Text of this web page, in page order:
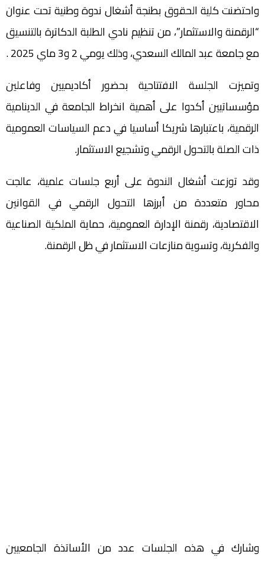
واحتضنت كلية الحقوق بطنجة أشغال ندوة وطنية تحت عنوان
“الرقمنة والاستثمار”، من تنظيم نادي الطلبة الدكاترة بالتنسيق
مع جامعة عبد المالك السعدي، وذلك يومي 2 و3 ماي 2025 .
وتميزت الجلسة الافتتاحية بحضور أكاديميين وفاعلين
مؤسساتيين أكدوا على أهمية انخراط الجامعة في الدينامية
الرقمية، باعتبارها شريكا أساسيا في دعم السياسات العمومية
ذات الصلة بالتحول الرقمي وتشجيع الاستثمار.
وقد توزعت أشغال الندوة على أربع جلسات علمية، عالجت
محاور متعددة من أبرزها التحول الرقمي في القوانين
الاقتصادية، رقمنة الإدارة العمومية، حماية الملكية الصناعية
والفكرية، وتسوية منازعات الاستثمار في ظل الرقمنة.
وشارك في هذه الجلسات عدد من الأساتذة الجامعيين